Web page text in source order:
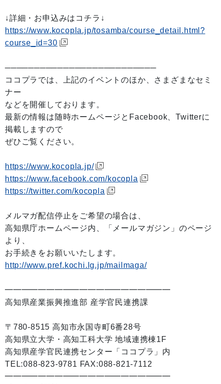
↓詳細・お申込みはコチラ↓
https://www.kocopla.jp/tosamba/course_detail.html?
course_id=30
──────────────────────────
ココプラでは、上記のイベントのほか、さまざまなセミ
ナー
などを開催しております。
最新の情報は随時ホームページとFacebook、Twitterに
掲載しますので
ぜひご覧ください。
https://www.kocopla.jp/
https://www.facebook.com/kocopla
https://twitter.com/kocopla
メルマガ配信停止をご希望の場合は、
高知県庁ホームページ内、「メールマガジン」のページ
より、
お手続きをお願いいたします。
http://www.pref.kochi.lg.jp/mailmaga/
━━━━━━━━━━━━━━━━━━━━
高知県産業振興推進部 産学官民連携課
〒780-8515 高知市永国寺町6番28号
高知県立大学・高知工科大学 地域連携棟1F
高知県産学官民連携センター「ココプラ」内
TEL:088-823-9781 FAX:088-821-7112
━━━━━━━━━━━━━━━━━━━━